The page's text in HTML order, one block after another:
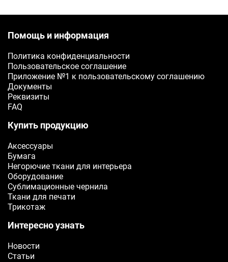
ОТПРАВИТЬ
Помощь и информация
Политика конфиденциальности
Пользовательское соглашение
Приложение №1 к пользовательскому соглашению
Документы
Реквизиты
FAQ
Купить продукцию
Аксессуары
Бумага
Негорючие ткани для интерьера
Оборудование
Сублимационные чернила
Ткани для печати
Трикотаж
Интересно узнать
Новости
Статьи